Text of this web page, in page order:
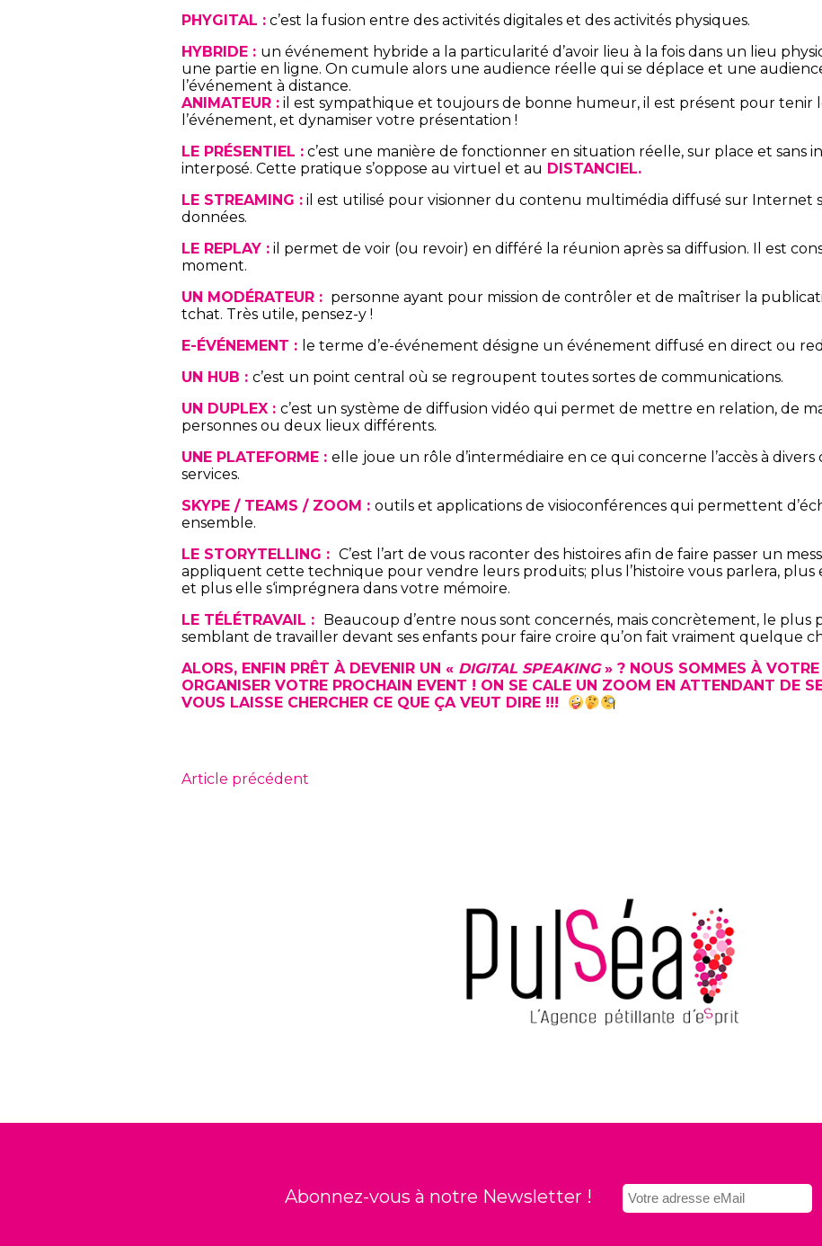
PHYGITAL :c’est la fusion entre des activités digitales et des activités physiques.
HYBRIDE : un événement hybride a la particularité d’avoir lieu à la fois dans un lieu
une partie en ligne. On cumule alors une audience réelle qui se déplace et une
l’événement à distance.
ANIMATEUR :il est sympathique et toujours de bonne humeur, il est présent pour tenir
l’événement, et dynamiser votre présentation !
LE PRÉSENTIEL :c’est une manière de fonctionner en situation réelle, sur place et sans
interposé. Cette pratique s’oppose au virtuel et au DISTANCIEL.
LE STREAMING :il est utilisé pour visionner du contenu multimédia diffusé sur Internet
données.
LE REPLAY :il permet de voir (ou revoir) en différé la réunion après sa diffusion. Il est
moment.
UN MODÉRATEUR : personne ayant pour mission de contrôler et de maîtriser la
tchat. Très utile, pensez-y !
E-ÉVÉNEMENT : le terme d’e-événement désigne un événement diffusé en direct ou
UN HUB : c’est un point central où se regroupent toutes sortes de communications.
UN DUPLEX : c’est un système de diffusion vidéo qui permet de mettre en relation, de
personnes ou deux lieux différents.
UNE PLATEFORME : elle joue un rôle d’intermédiaire en ce qui concerne l’accès à
services.
SKYPE / TEAMS / ZOOM : outils et applications de visioconférences qui permettent
ensemble.
LE STORYTELLING : C’est l’art de vous raconter des histoires afin de faire passer un
appliquent cette technique pour vendre leurs produits; plus l’histoire vous parlera, plus
et plus elle s‘imprégnera dans votre mémoire.
LE TÉLÉTRAVAIL :
Beaucoup d’entre nous sont concernés, mais concrètement, le plus
semblant de travailler devant ses enfants pour faire croire qu’on fait vraiment quelque
ALORS, ENFIN PRÊT À DEVENIR UN « DIGITAL SPEAKING» ? NOUS SOMMES À
ORGANISER VOTRE PROCHAIN EVENT ! ON SE CALE UN ZOOM EN ATTENDANT DE
VOUS LAISSE CHERCHER CE QUE ÇA VEUT DIRE !!!
Article précédent
Abonnez-vous à notre Newsletter !